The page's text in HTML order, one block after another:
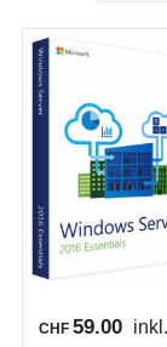
CHF 59.00